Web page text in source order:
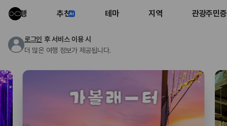
여행 추천 테마 지역 관광주민증
로그인 후 서비스 이용 시
더 많은 여행 정보가 제공됩니다.